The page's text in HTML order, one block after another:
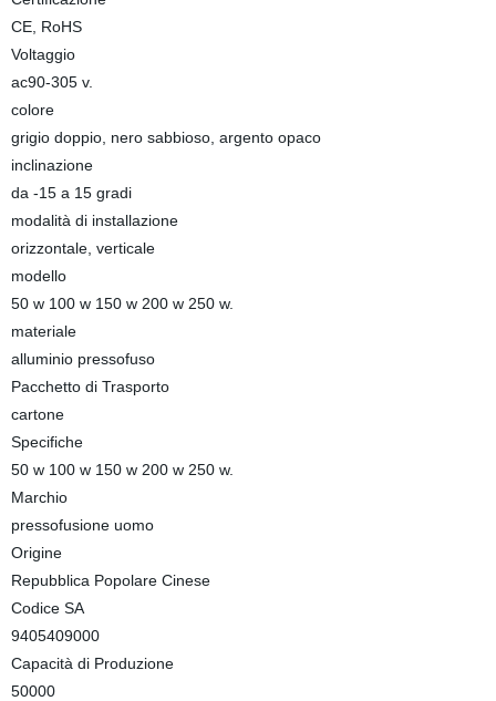
CE, RoHS
Voltaggio
ac90-305 v.
colore
grigio doppio, nero sabbioso, argento opaco
inclinazione
da -15 a 15 gradi
modalità di installazione
orizzontale, verticale
modello
50 w 100 w 150 w 200 w 250 w.
materiale
alluminio pressofuso
Pacchetto di Trasporto
cartone
Specifiche
50 w 100 w 150 w 200 w 250 w.
Marchio
pressofusione uomo
Origine
Repubblica Popolare Cinese
Codice SA
9405409000
Capacità di Produzione
50000